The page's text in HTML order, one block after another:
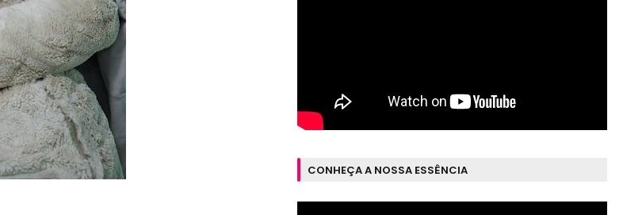
CONHEÇA A NOSSA ESSÊNCIA